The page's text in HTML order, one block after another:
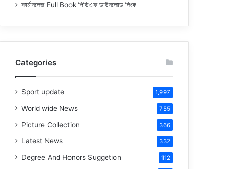
ফার্মানলেজ Full Book পিডিএফ ডাউনলোড লিংক
Categories
Sport update 1,997
World wide News 755
Picture Collection 366
Latest News 332
Degree And Honors Suggetion 112